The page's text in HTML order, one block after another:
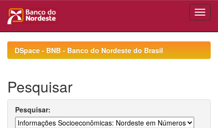
navigationDSpace - BNB - Banco do Nordeste do Brasil
Pesquisar
Pesquisar: